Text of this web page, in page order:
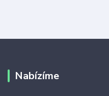
Nabízíme